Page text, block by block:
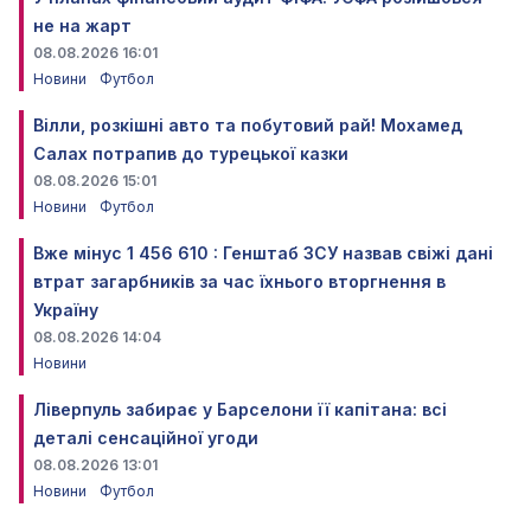
не на жарт
08.08.2026 16:01
Новини
Футбол
Вілли, розкішні авто та побутовий рай! Мохамед
Салах потрапив до турецької казки
08.08.2026 15:01
Новини
Футбол
Вже мінус 1 456 610 : Генштаб ЗСУ назвав свіжі дані
втрат загарбників за час їхнього вторгнення в
Україну
08.08.2026 14:04
Новини
Ліверпуль забирає у Барселони її капітана: всі
деталі сенсаційної угоди
08.08.2026 13:01
Новини
Футбол